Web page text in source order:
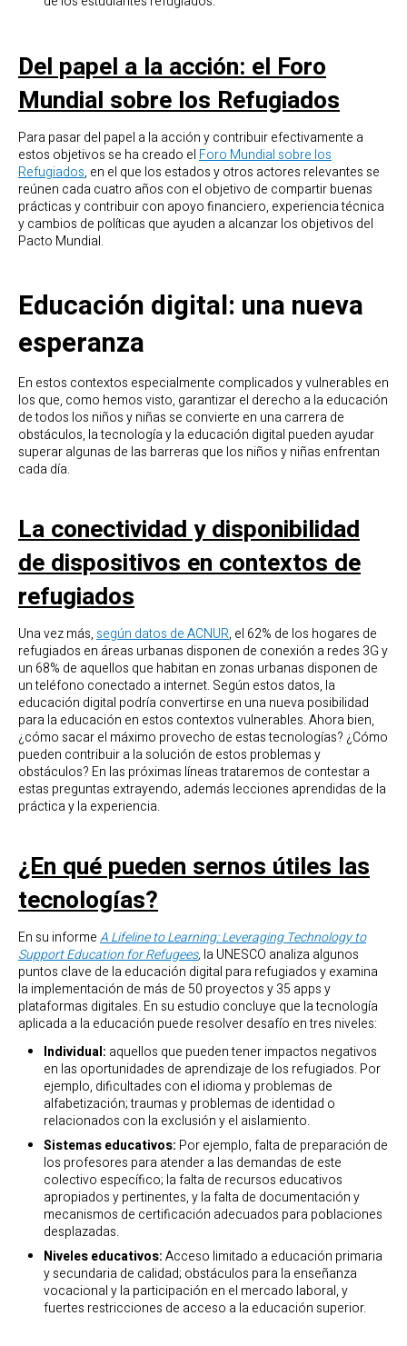
Del papel a la acción: el Foro
Mundial sobre los Refugiados
Para pasar del papel a la acción y contribuir efectivamente a
estos objetivos se ha creado el Foro Mundial sobre los
Refugiados, en el que los estados y otros actores relevantes se
reúnen cada cuatro años con el objetivo de compartir buenas
prácticas y contribuir con apoyo financiero, experiencia técnica
y cambios de políticas que ayuden a alcanzar los objetivos del
Pacto Mundial.
Educación digital: una nueva
esperanza
En estos contextos especialmente complicados y vulnerables en
los que, como hemos visto, garantizar el derecho a la educación
de todos los niños y niñas se convierte en una carrera de
obstáculos, la tecnología y la educación digital pueden ayudar
superar algunas de las barreras que los niños y niñas enfrentan
cada día.
La conectividad y disponibilidad
de dispositivos en contextos de
refugiados
Una vez más,según datos de ACNUR, el 62% de los hogares de
refugiados en áreas urbanas disponen de conexión a redes 3G y
un 68% de aquellos que habitan en zonas urbanas disponen de
un teléfono conectado a internet. Según estos datos, la
educación digital podría convertirse en una nueva posibilidad
para la educación en estos contextos vulnerables. Ahora bien,
¿cómo sacar el máximo provecho de estas tecnologías? ¿Cómo
pueden contribuir a la solución de estos problemas y
obstáculos? En las próximas líneas trataremos de contestar a
estas preguntas extrayendo, además lecciones aprendidas de la
práctica y la experiencia.
¿En qué pueden sernos útiles las
tecnologías?
En su informeA Lifeline to Learning: Leveraging Technology to
Support Education for Refugees, la UNESCO analiza algunos
puntos clave de la educación digital para refugiados y examina
la implementación de más de 50 proyectos y 35 apps y
plataformas digitales. En su estudio concluye que la tecnología
aplicada a la educación puede resolver desafío en tres niveles:
Individual: aquellos que pueden tener impactos negativos
en las oportunidades de aprendizaje de los refugiados. Por
ejemplo, dificultades con el idioma y problemas de
alfabetización; traumas y problemas de identidad o
relacionados con la exclusión y el aislamiento.
Sistemas educativos: Por ejemplo, falta de preparación de
los profesores para atender a las demandas de este
colectivo específico; la falta de recursos educativos
apropiados y pertinentes, y la falta de documentación y
mecanismos de certificación adecuados para poblaciones
desplazadas.
Niveles educativos:Acceso limitado a educación primaria
y secundaria de calidad; obstáculos para la enseñanza
vocacional y la participación en el mercado laboral, y
fuertes restricciones de acceso a la educación superior.